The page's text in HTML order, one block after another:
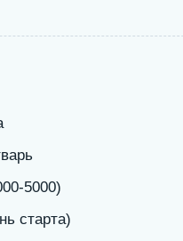
5000)
старта)